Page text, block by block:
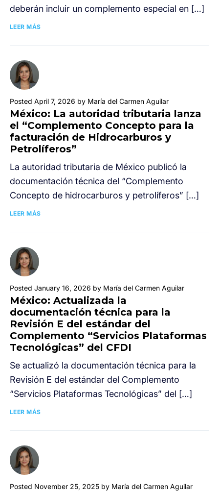
deberán incluir un complemento especial en […]
LEER MÁS
Posted April 7, 2026 by María del Carmen Aguilar
México: La autoridad tributaria lanza
el “Complemento Concepto para la
facturación de Hidrocarburos y
Petrolíferos”
La autoridad tributaria de México publicó la
documentación técnica del “Complemento
Concepto de hidrocarburos y petrolíferos” […]
LEER MÁS
Posted January 16, 2026 by María del Carmen Aguilar
México: Actualizada la
documentación técnica para la
Revisión E del estándar del
Complemento “Servicios Plataformas
Tecnológicas” del CFDI
Se actualizó la documentación técnica para la
Revisión E del estándar del Complemento
“Servicios Plataformas Tecnológicas” del […]
LEER MÁS
Posted November 25, 2025 by María del Carmen Aguilar